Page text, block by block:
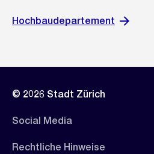
Hochbaudepartement
© 2026 Stadt Zürich
Social Media
Rechtliche Hinweise